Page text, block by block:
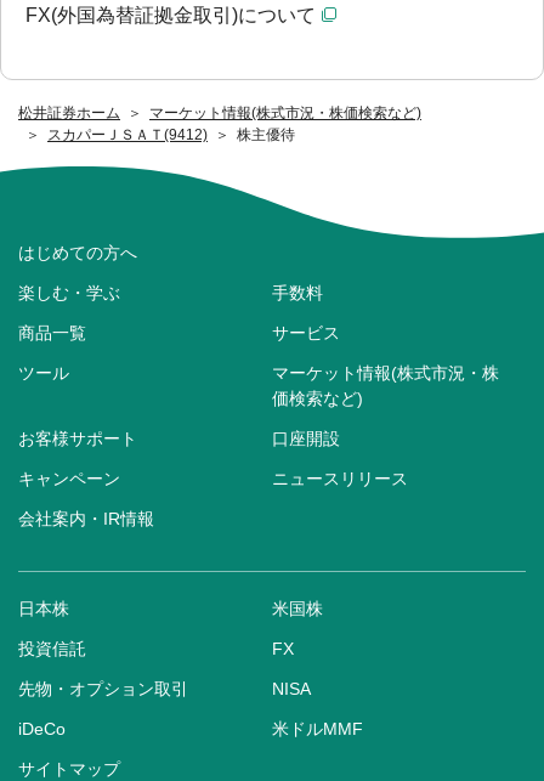
松井証券ホーム
マーケット情報(株式市況・株価検索など)
スカパーＪＳＡＴ(9412)
株主優待
FX(外国為替証拠金取引)について
はじめての方へ
楽しむ・学ぶ 手数料
商品一覧 サービス
ツール
マーケット情報(株式市況・株
価検索など)
お客様サポート 口座開設
キャンペーン ニュースリリース
会社案内・IR情報
日本株 米国株
投資信託 FX
先物・オプション取引 NISA
iDeCo 米ドルMMF
サイトマップ